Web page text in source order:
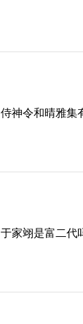
侍神令和晴雅集
于家翊是富二代